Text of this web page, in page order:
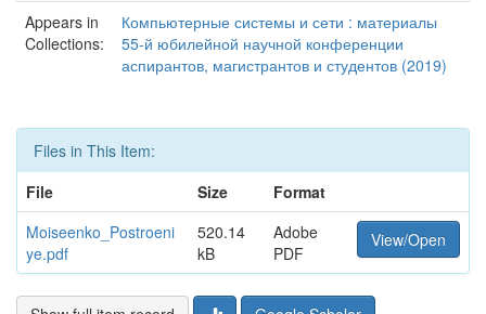
Appears in
Collections:
Компьютерные системы и сети : материалы
55-й юбилейной научной конференции
аспирантов, магистрантов и студентов (2019)
Files in This Item:
File
Size
Format
Moiseenko_Postroeni
ye.pdf
520.14
kB
Adobe
PDF
View/Open